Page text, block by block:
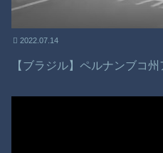
2022.07.14
【ブラジル】ペルナンブコ